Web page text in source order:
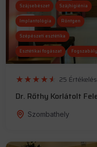
Szájsebészet Szájhigiénia
Implantológia Röntgen
Szépészeti esztétika
Esztétikai fogászat
25 Értékelés
Dr. Rőthy Korlátolt
Szombathely